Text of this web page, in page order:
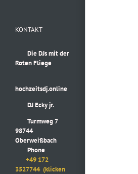
KONTAKT
Die DJs mit der
Roten Fliege
hochzeitsdj.online
DJ Ecky jr.
Turmweg 7
98744
Oberweißbach
Phone
+49 172
3527744 (klicken